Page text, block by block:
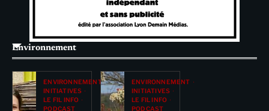
Environnement
ENVIRONNEMENT
INITIATIVES
LE FIL INFO
PODCAST
ENVIRONNEMENT
INITIATIVES
LE FIL INFO
PODCAST